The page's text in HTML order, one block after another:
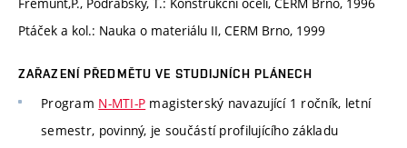
Ptáček a kol.: Nauka o materiálu II, CERM Brno, 1999
ZAŘAZENÍ PŘEDMĚTU VE STUDIJNÍCH PLÁNECH
Program N-MTI-P magisterský navazující 1 ročník, letní
semestr, povinný, je součástí profilujícího základu